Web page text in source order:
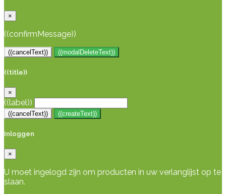
×
((confirmMessage))
((cancelText)) ((modalDeleteText))
((title))
×
((label))
((cancelText)) ((createText))
Inloggen
×
U moet ingelogd zijn om producten in uw verlanglijst op te
slaan.